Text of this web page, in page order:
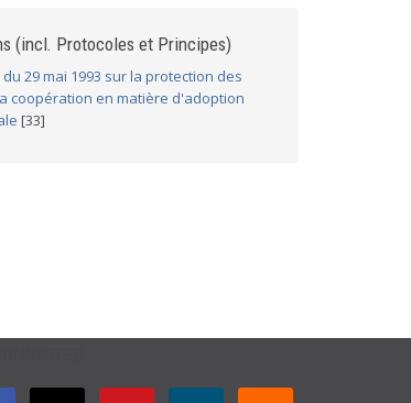
(incl. Protocoles et Principes)
29 mai 1993 sur la protection des
coopération en matière d'adoption
[33]